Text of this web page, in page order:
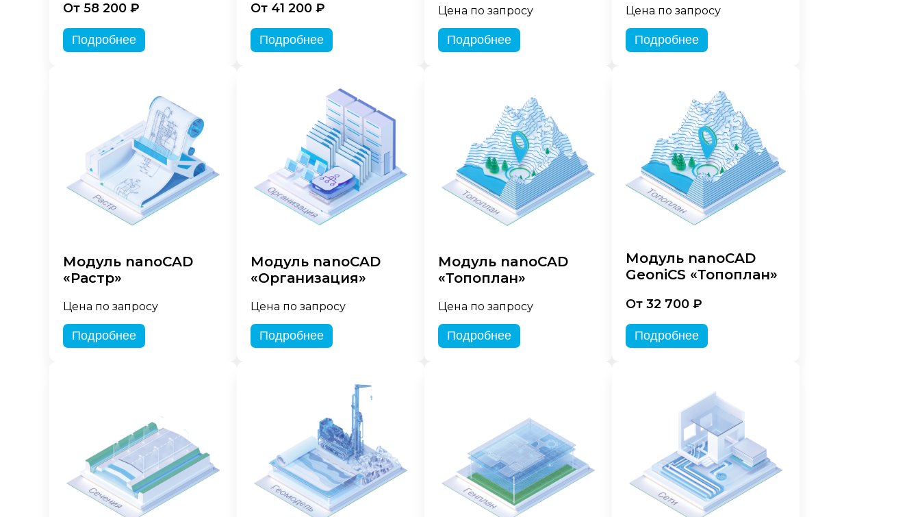
От 58 200 ₽
Подробнее
От 41 200 ₽
Подробнее
Цена по запросу
Подробнее
Цена по запросу
Подробнее
Модуль nanoCAD
«Растр»
Цена по запросу
Подробнее
Модуль nanoCAD
«Организация»
Цена по запросу
Подробнее
Модуль nanoCAD
«Топоплан»
Цена по запросу
Подробнее
Модуль nanoCAD
GeoniCS «Топоплан»
От 32 700 ₽
Подробнее